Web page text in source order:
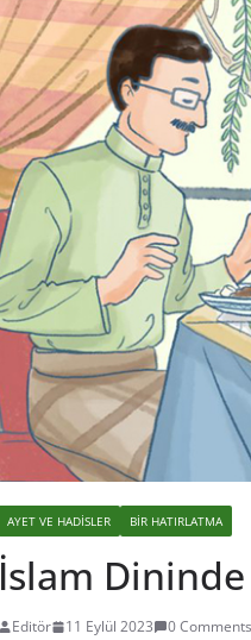
AYET VE HADISLER BIR HATIRLATMA
İslam Dininde
Editör 11 Eylül 2023
0 Comments